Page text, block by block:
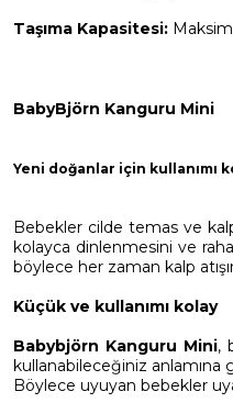
Taşıma Kapasitesi:
BabyBjörn Kanguru Mini
Yeni doğanlar için kullanımı
Bebekler cilde temas ve kalp
kolayca dinlenmesini ve
böylece her zaman kalp
Küçük ve kullanımı kolay
Babybjörn Kanguru Mini,
kullanabileceğiniz anlamına
Böylece uyuyan bebekler